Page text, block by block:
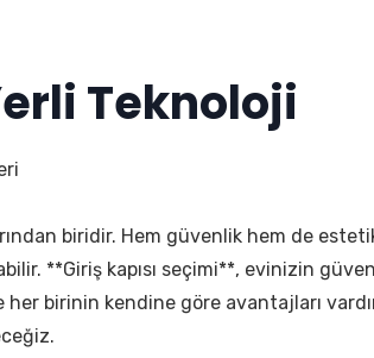
Teknoloji
biridir. Hem güvenlik hem de
**Giriş kapısı seçimi**, evinizin
birinin kendine göre avantajları